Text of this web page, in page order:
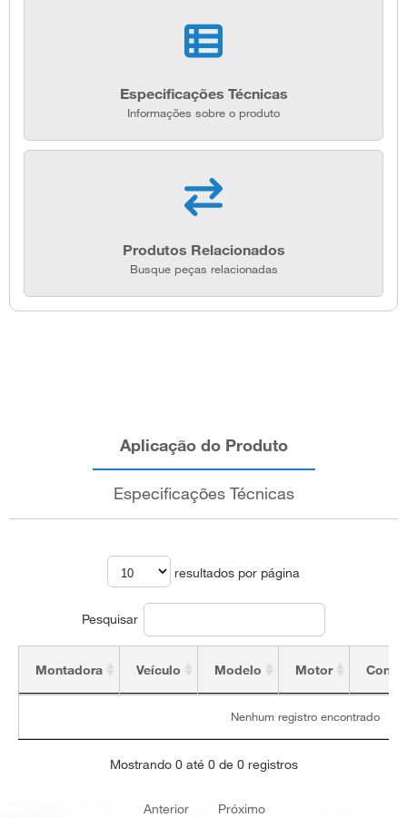
Especificações Técnicas
Informações sobre o produto
Produtos Relacionados
Busque peças relacionadas
Aplicação do Produto
Especificações Técnicas
resultados por página
Pesquisar
Montadora Veículo Modelo Motor
Nenhum registro encontrado
Mostrando 0 até 0 de 0 registros
Anterior Próximo